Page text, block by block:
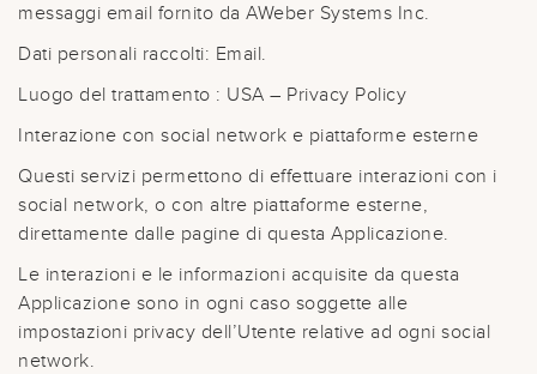
messaggi email fornito da AWeber Systems Inc.
Dati personali raccolti: Email.
Luogo del trattamento : USA – Privacy Policy
Interazione con social network e piattaforme esterne
Questi servizi permettono di effettuare interazioni con i
social network, o con altre piattaforme esterne,
direttamente dalle pagine di questa Applicazione.
Le interazioni e le informazioni acquisite da questa
Applicazione sono in ogni caso soggette alle
impostazioni privacy dell’Utente relative ad ogni social
network.